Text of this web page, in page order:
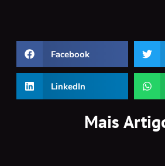
Facebook
LinkedIn
Mais